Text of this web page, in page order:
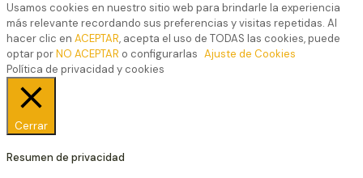
Usamos cookies en nuestro sitio web para brindarle la experiencia
más relevante recordando sus preferencias y visitas repetidas. Al
hacer clic en ACEPTAR, acepta el uso de TODAS las cookies, puede
optar porNO ACEPTAR o configurarlas Ajuste de Cookies
Política de privacidad y cookies
Cerrar
Resumen de privacidad